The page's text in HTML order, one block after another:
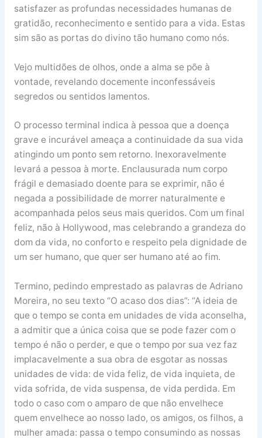
satisfazer as profundas necessidades humanas de
gratidão, reconhecimento e sentido para a vida. Estas
sim são as portas do divino tão humano como nós.
Vejo multidões de olhos, onde a alma se põe à
vontade, revelando docemente inconfessáveis
segredos ou sentidos lamentos.
O processo terminal indica à pessoa que a doença
grave e incurável ameaça a continuidade da sua vida
atingindo um ponto sem retorno. Inexoravelmente
levará a pessoa à morte. Enclausurada num corpo
frágil e demasiado doente para se exprimir, não é
negada a possibilidade de morrer naturalmente e
acompanhada pelos seus mais queridos. Com um final
feliz, não à Hollywood, mas celebrando a grandeza do
dom da vida, no conforto e respeito pela dignidade de
um ser humano, que quer ser humano até ao fim.
Termino, pedindo emprestado as palavras de Adriano
Moreira, no seu texto “O acaso dos dias”: “A ideia de
que o tempo se conta em unidades de vida aconselha,
a admitir que a única coisa que se pode fazer com o
tempo é não o perder, e que o tempo por sua vez faz
implacavelmente a sua obra de esgotar as nossas
unidades de vida: de vida feliz, de vida inquieta, de
vida sofrida, de vida suspensa, de vida perdida. Em
todo o caso com o amparo de que não envelhece
quem envelhece ao nosso lado, os amigos, os filhos, a
mulher amada: passa o tempo consumindo as nossas